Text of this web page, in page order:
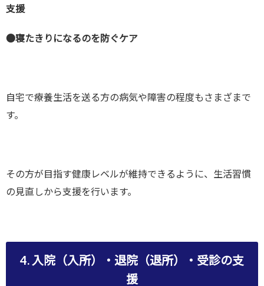
支援
●寝たきりになるのを防ぐケア
自宅で療養生活を送る方の病気や障害の程度もさまざまで
す。
その方が目指す健康レベルが維持できるように、生活習慣
の見直しから支援を行います。
4. 入院（入所）・退院（退所）・受診の支
援